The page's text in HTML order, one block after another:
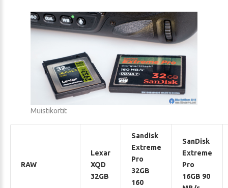
Muistikortit
RAW
Lexar
XQD
32GB
Sandisk
Extreme
Pro
32GB
160
SanDisk
Extreme
Pro
16GB 90